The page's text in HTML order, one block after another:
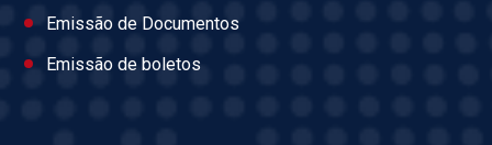
Emissão de Documentos
Emissão de boletos